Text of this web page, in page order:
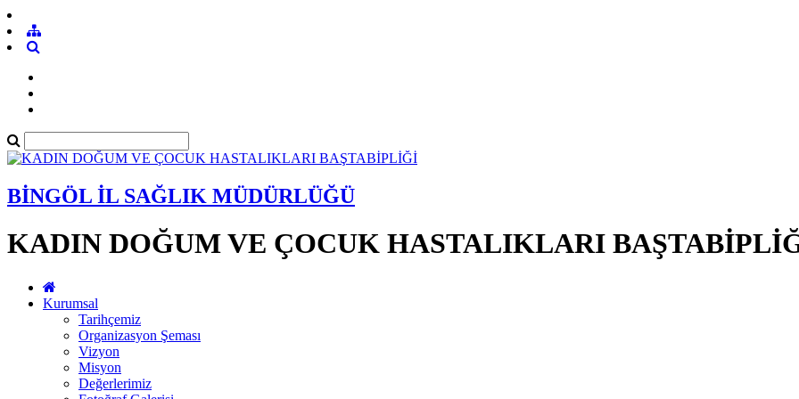
BİNGÖL İL SAĞLIK MÜDÜRLÜĞÜ
KADIN DOĞUM VE ÇOCUK HASTALIKLARI
Kurumsal
Tarihçemiz
Organizasyon Şeması
Vizyon
Misyon
Değerlerimiz